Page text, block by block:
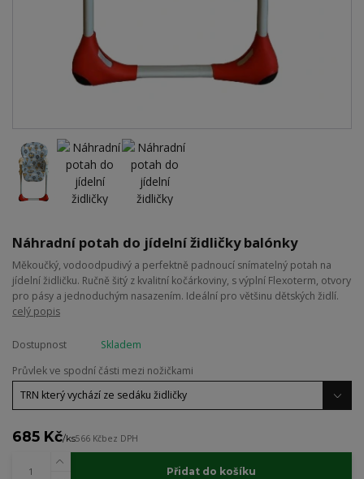
Náhradní potah do jídelní židličky balónky
Měkoučký, vodoodpudivý a perfektně padnoucí snímatelný potah na
jídelní židličku. Ručně šitý z kvalitní kočárkoviny, s výplní Flexoterm, otvory
pro pásy a jednoduchým nasazením. Ideální pro většinu dětských židlí.
celý popis
Dostupnost
Skladem
Průvlek ve spodní části mezi nožičkami
685 Kč/ks566 Kčbez DPH
Přidat do košíku